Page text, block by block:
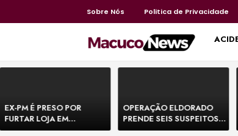
Sobre Nós Politica de Privacidade
HOME
EX-PM É PRESO POR
FURTAR LOJA EM
SHOPPING NA BAHIA E
OPERAÇÃO ELDORADO
PRENDE SEIS SUSPEITOS
DE MOVIMENTAR R$ 25